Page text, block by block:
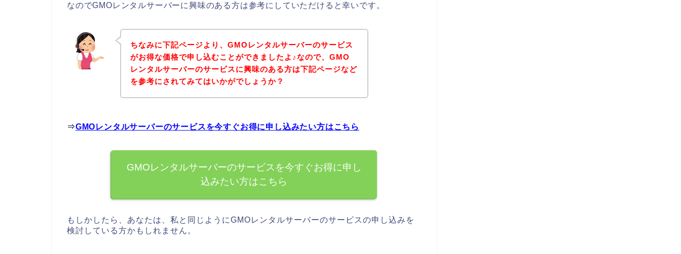
なのでGMOレンタルサーバーに興味のある方は参考にしていただけると幸いです。
ちなみに下記ページより、GMOレンタルサーバーのサービス
がお得な価格で申し込むことができましたよ♪なので、GMO
レンタルサーバーのサービスに興味のある方は下記ページなど
を参考にされてみてはいかがでしょうか？
⇒GMOレンタルサーバーのサービスを今すぐお得に申し込みたい方はこちら
GMOレンタルサーバーのサービスを今すぐお得に申し
込みたい方はこちら
もしかしたら、あなたは、私と同じようにGMOレンタルサーバーのサービスの申し込みを
検討している方かもしれません。